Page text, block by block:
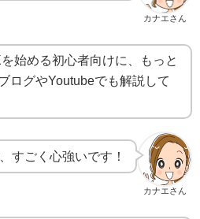
カナエさん
始める初心者向けに、もっと
ログやYoutubeでも解説して
カナエさん
すごく心強いです！